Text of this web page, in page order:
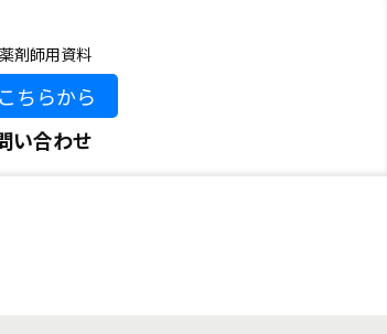
剤師用資料
ちらから
い合わせ